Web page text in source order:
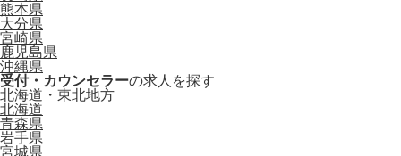
熊本県
大分県
宮崎県
鹿児島県
沖縄県
受付・カウンセラーの求人を探す
北海道・東北地方
北海道
青森県
岩手県
宮城県